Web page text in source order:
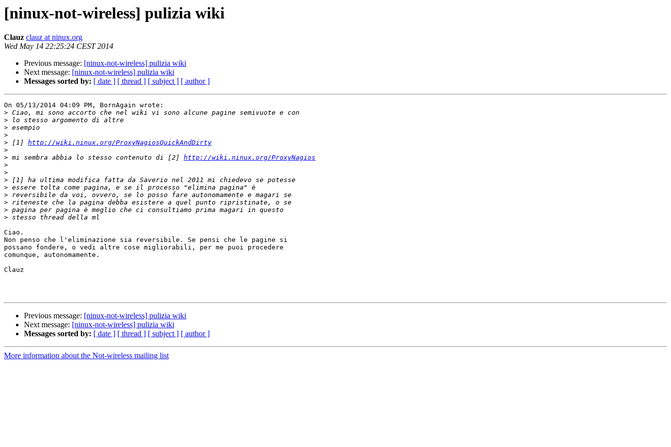
[ninux-not-wireless] pulizia wiki
Clauz clauz at ninux.org
Wed May 14 22:25:24 CEST 2014
Previous message: [ninux-not-wireless] pulizia wiki
Next message: [ninux-not-wireless] pulizia wiki
Messages sorted by: [ date ] [ thread ] [ subject ] [ author ]
On 05/13/2014 04:09 PM, BornAgain wrote:
>
>
>
>
> [1] http://wiki.ninux.org/ProxyNagiosQuickAndDirty
>
> mi sembra abbia lo stesso contenuto di [2] http://wiki.ninux.org/ProxyNagios
>
>
>
>
>
>
>
>
Ciao.
Non penso che l'eliminazione sia reversibile. Se pensi che le pagine si
possano fondere, o vedi altre cose migliorabili, per me puoi procedere
comunque, autonomamente.
Clauz
Previous message: [ninux-not-wireless] pulizia wiki
Next message: [ninux-not-wireless] pulizia wiki
Messages sorted by: [ date ] [ thread ] [ subject ] [ author ]
More information about the Not-wireless mailing list